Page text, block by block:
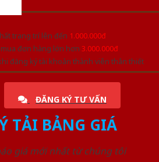
trang trí lên đến 1.000.000đ
đơn hàng lớn hơn 3.000.000đ
đăng ký tài khoản thành viên thân thiết
ĐĂNG KÝ TƯ VẤN
TẢI BẢNG GIÁ
giá mới nhất từ chúng tôi